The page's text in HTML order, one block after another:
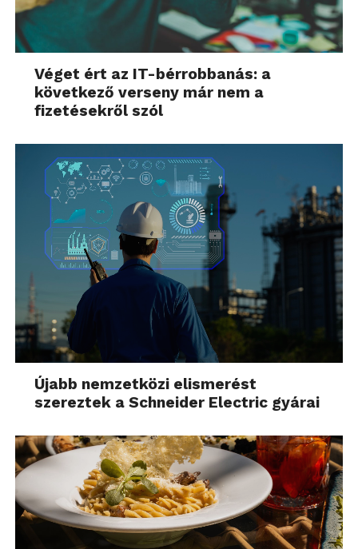
Véget ért az IT-bérrobbanás: a
következő verseny már nem a
fizetésekről szól
Újabb nemzetközi elismerést
szereztek a Schneider Electric gyárai